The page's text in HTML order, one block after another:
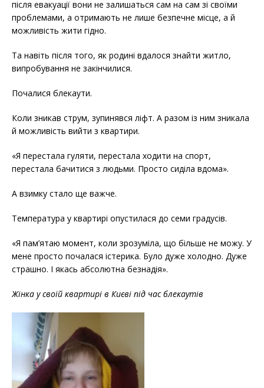
після евакуації вони не залишаться сам на сам зі своїми
проблемами, а отримають не лише безпечне місце, а й
можливість жити гідно.
Та навіть після того, як родині вдалося знайти житло,
випробування не закінчилися.
Почалися блекаути.
Коли зникав струм, зупинявся ліфт. А разом із ним зникала
й можливість вийти з квартири.
«Я перестала гуляти, перестала ходити на спорт,
перестала бачитися з людьми. Просто сиділа вдома».
А взимку стало ще важче.
Температура у квартирі опустилася до семи градусів.
«Я пам’ятаю момент, коли зрозуміла, що більше не можу. У
мене просто почалася істерика. Було дуже холодно. Дуже
страшно. І якась абсолютна безнадія».
Жінка у своїй квартирі в Києві під час блекаутів